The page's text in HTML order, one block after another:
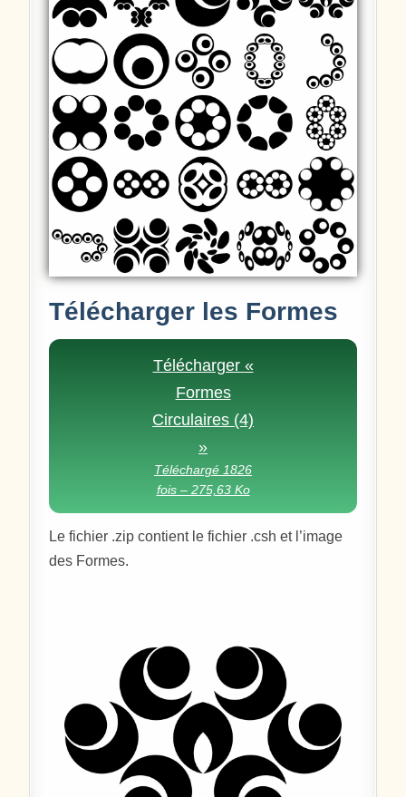
Télécharger les Formes
Télécharger «
Formes
Circulaires (4)
»
Téléchargé 1826
fois – 275,63 Ko
Le fichier .zip contient le fichier .csh et l’image
des Formes.